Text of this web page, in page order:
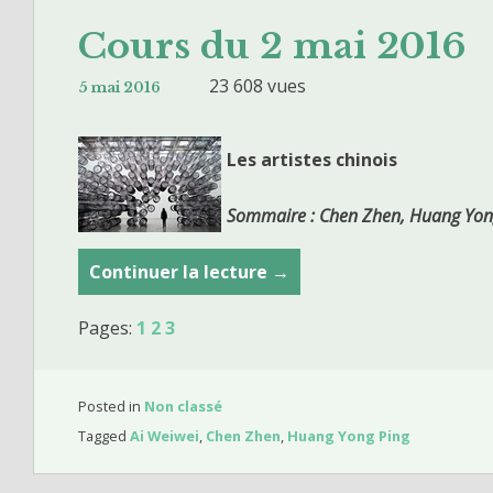
Cours du 2 mai 2016
5 mai 2016 23 608 vues
Les artistes chinois
Sommaire : Chen Zhen, Huang
Continuer la lecture C
o
u
2
→
Pages: 1 23
Posted in Non classé
Tagged Ai Weiwei, Chen Zhen, Huang Yong Ping